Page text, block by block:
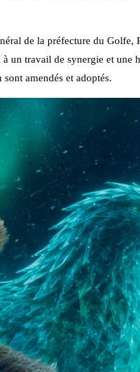
de la préfecture du Golfe,
travail de synergie et une
amendés et adoptés.